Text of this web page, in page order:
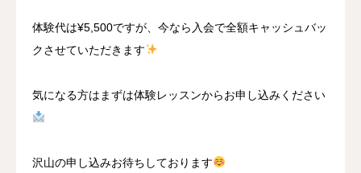
体験代は¥5,500ですが、今なら入会で全額キャッシュバッ
クさせていただきます
気になる方はまずは体験レッスンからお申し込みください
沢山の申し込みお待ちしております